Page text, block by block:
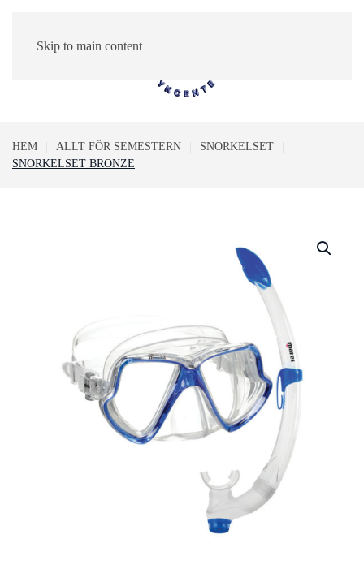
Skip to main content
HEM ALLT FÖR SEMESTERN
SNORKELSET
SNORKELSET BRONZE